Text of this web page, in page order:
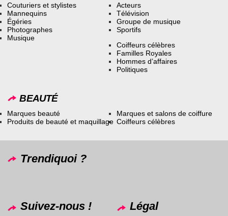
Couturiers et stylistes
Mannequins
Égéries
Photographes
Musique
Acteurs
Télévision
Groupe de musique
Sportifs
Coiffeurs célèbres
Familles Royales
Hommes d’affaires
Politiques
BEAUTÉ
Marques beauté
Produits de beauté et maquillage
Marques et salons de coiffure
Coiffeurs célèbres
Trendiquoi ?
Suivez-nous ! Légal